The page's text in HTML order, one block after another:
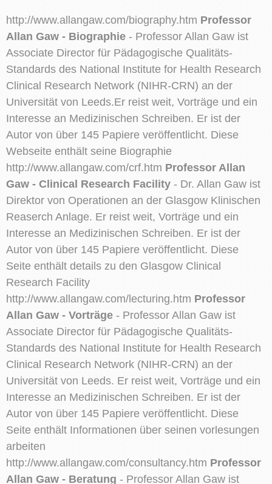
http://www.allangaw.com/biography.htm Professor
Allan Gaw - Biographie - Professor Allan Gaw ist
Associate Director für Pädagogische Qualitäts-
Standards des National Institute for Health Research
Clinical Research Network (NIHR-CRN) an der
Universität von Leeds.Er reist weit, Vorträge und ein
Interesse an Medizinischen Schreiben. Er ist der
Autor von über 145 Papiere veröffentlicht. Diese
Webseite enthält seine Biographie
http://www.allangaw.com/crf.htm Professor Allan
Gaw - Clinical Research Facility - Dr. Allan Gaw ist
Direktor von Operationen an der Glasgow Klinischen
Reaserch Anlage. Er reist weit, Vorträge und ein
Interesse an Medizinischen Schreiben. Er ist der
Autor von über 145 Papiere veröffentlicht. Diese
Seite enthält details zu den Glasgow Clinical
Research Facility
http://www.allangaw.com/lecturing.htm Professor
Allan Gaw - Vorträge - Professor Allan Gaw ist
Associate Director für Pädagogische Qualitäts-
Standards des National Institute for Health Research
Clinical Research Network (NIHR-CRN) an der
Universität von Leeds. Er reist weit, Vorträge und ein
Interesse an Medizinischen Schreiben. Er ist der
Autor von über 145 Papiere veröffentlicht. Diese
Seite enthält Informationen über seinen vorlesungen
arbeiten
http://www.allangaw.com/consultancy.htm Professor
Allan Gaw - Beratung - Professor Allan Gaw ist